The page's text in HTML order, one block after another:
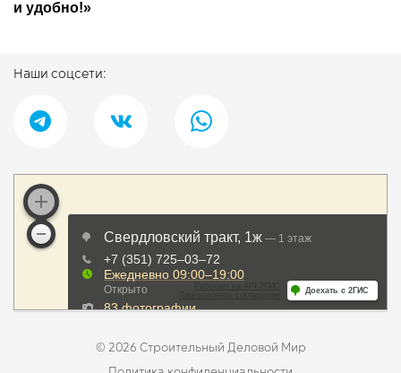
и удобно!»
Наши соцсети:
© 2026 Строительный Деловой Мир